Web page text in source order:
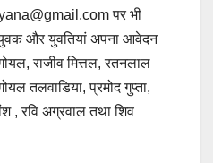
पर भी
युवक और युवतियां अपना आवेदन
राजीव मित्तल, रतनलाल
तलवाडिया, प्रमोद गुप्ता,
, रवि अग्रवाल तथा शिव